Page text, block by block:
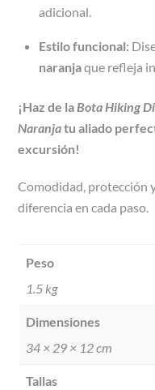
adicional.
Estilo funcional:
naranjaque refleja
¡Haz de la Bota Hiking
Naranjatu aliado
excursión!
Comodidad, protección
diferencia en cada paso.
Peso
1.5 kg
Dimensiones
34 × 29 × 12 cm
Tallas